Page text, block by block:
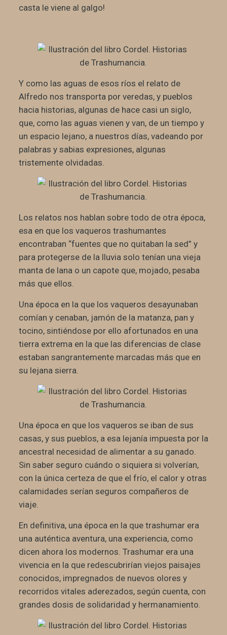
casta le viene al galgo!
Y como las aguas de esos ríos el relato de
Alfredo nos transporta por veredas, y pueblos
hacia historias, algunas de hace casi un siglo,
que, como las aguas vienen y van, de un tiempo y
un espacio lejano, a nuestros días, vadeando por
palabras y sabias expresiones, algunas
tristemente olvidadas.
Los relatos nos hablan sobre todo de otra época,
esa en que los vaqueros trashumantes
encontraban “fuentes que no quitaban la sed” y
para protegerse de la lluvia solo tenían una vieja
manta de lana o un capote que, mojado, pesaba
más que ellos.
Una época en la que los vaqueros desayunaban
comían y cenaban, jamón de la matanza, pan y
tocino, sintiéndose por ello afortunados en una
tierra extrema en la que las diferencias de clase
estaban sangrantemente marcadas más que en
su lejana sierra.
Una época en que los vaqueros se iban de sus
casas, y sus pueblos, a esa lejanía impuesta por la
ancestral necesidad de alimentar a su ganado.
Sin saber seguro cuándo o siquiera si volverían,
con la única certeza de que el frío, el calor y otras
calamidades serían seguros compañeros de
viaje.
En definitiva, una época en la que trashumar era
una auténtica aventura, una experiencia, como
dicen ahora los modernos. Trashumar era una
vivencia en la que redescubrirían viejos paisajes
conocidos, impregnados de nuevos olores y
recorridos vitales aderezados, según cuenta, con
grandes dosis de solidaridad y hermanamiento.